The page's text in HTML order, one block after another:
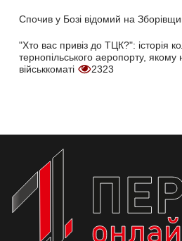
Спочив у Бозі відомий на
"Хто вас привіз до ТЦК?": історія
тернопільського аеропорту, якому
військкоматі
2323